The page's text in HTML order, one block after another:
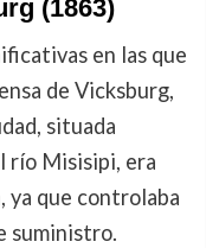
(1863)
en las que
de Vicksburg,
situada
río Misisipi, era
ya que controlaba
suministro.